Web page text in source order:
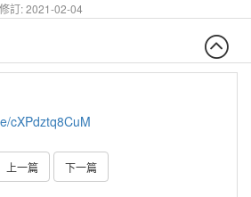
訂: 2021-02-04
cXPdztq8CuM
上一篇 下一篇